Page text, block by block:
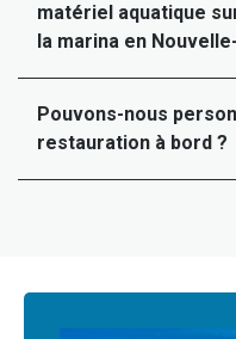
matériel aquatique
la marina en
Pouvons-nous
restauration à bord ?